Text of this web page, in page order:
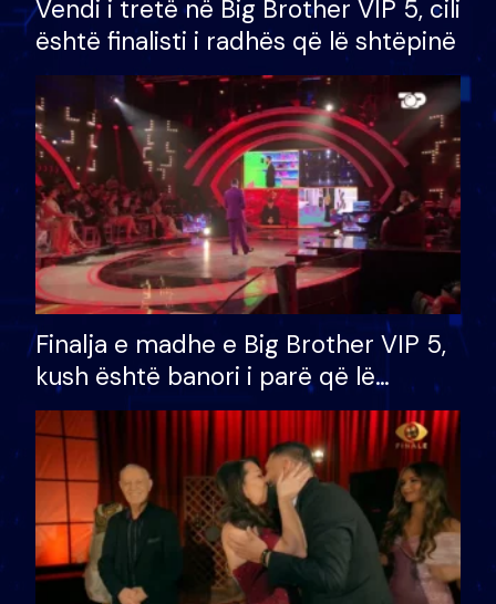
Vendi i tretë në Big Brother VIP 5, cili
është finalisti i radhës që lë shtëpinë
Finalja e madhe e Big Brother VIP 5,
kush është banori i parë që lë
shtëpinë dhe humb mundësinë për
të fituar çmimin e madh